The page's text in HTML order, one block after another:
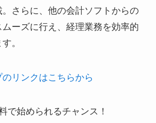
。さらに、他の会計ソフトからの
ーズに行え、経理業務を効率的
。
リンクはこちらから
で始められるチャンス！